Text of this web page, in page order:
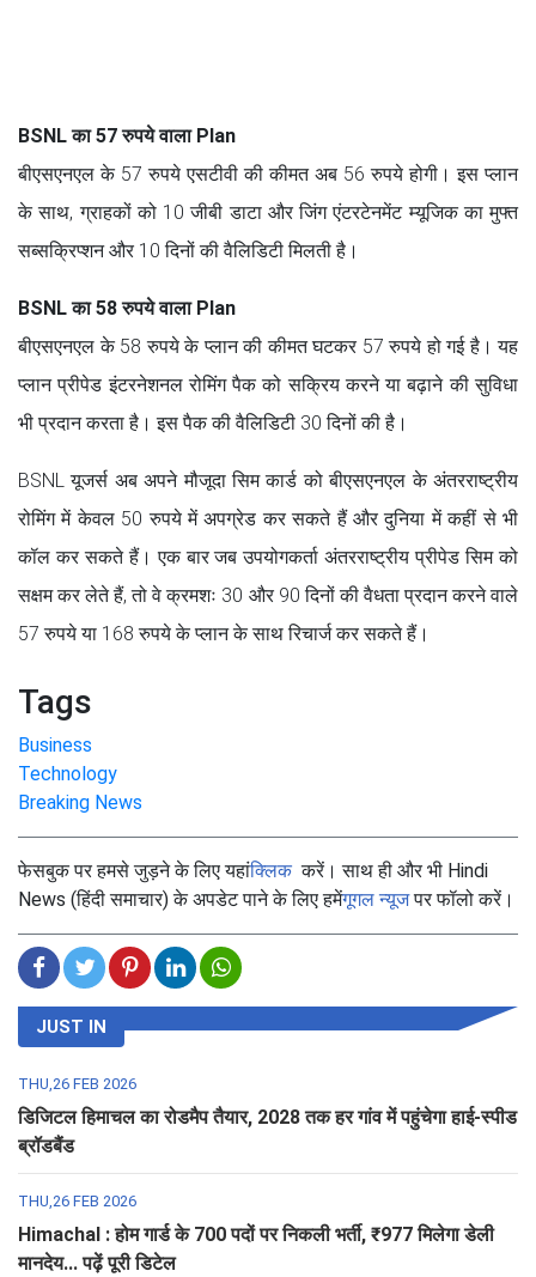
BSNL का 57 रुपये वाला Plan
बीएसएनएल के 57 रुपये एसटीवी की कीमत अब 56 रुपये होगी। इस प्लान
के साथ, ग्राहकों को 10 जीबी डाटा और जिंग एंटरटेनमेंट म्यूजिक का मुफ्त
सब्सक्रिप्शन और 10 दिनों की वैलिडिटी मिलती है।
BSNL का 58 रुपये वाला Plan
बीएसएनएल के 58 रुपये के प्लान की कीमत घटकर 57 रुपये हो गई है। यह
प्लान प्रीपेड इंटरनेशनल रोमिंग पैक को सक्रिय करने या बढ़ाने की सुविधा
भी प्रदान करता है। इस पैक की वैलिडिटी 30 दिनों की है।
BSNL यूजर्स अब अपने मौजूदा सिम कार्ड को बीएसएनएल के अंतरराष्ट्रीय
रोमिंग में केवल 50 रुपये में अपग्रेड कर सकते हैं और दुनिया में कहीं से भी
कॉल कर सकते हैं। एक बार जब उपयोगकर्ता अंतरराष्ट्रीय प्रीपेड सिम को
सक्षम कर लेते हैं, तो वे क्रमशः 30 और 90 दिनों की वैधता प्रदान करने वाले
57 रुपये या 168 रुपये के प्लान के साथ रिचार्ज कर सकते हैं।
Tags
Business
Technology
Breaking News
फेसबुक पर हमसे जुड़ने के लिए यहांक्लिककरें। साथ ही और भी Hindi
News (हिंदी समाचार) के अपडेट पाने के लिए हमेंगूगल न्यूजपर फॉलो करें।
JUST IN
THU,26 FEB 2026
डिजिटल हिमाचल का रोडमैप तैयार, 2028 तक हर गांव में पहुंचेगा हाई-स्पीड
ब्रॉडबैंड
THU,26 FEB 2026
Himachal : होम गार्ड के 700 पदों पर निकली भर्ती, ₹977 मिलेगा डेली
मानदेय... पढ़ें पूरी डिटेल